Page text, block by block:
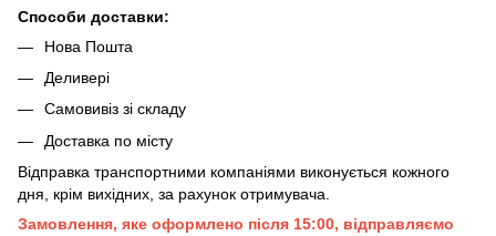
Способи доставки:
Нова Пошта
Деливері
Самовивіз зі складу
Доставка по місту
Відправка транспортними компаніями виконується кожного
дня, крім вихідних, за рахунок отримувача.
Замовлення, яке оформлено після 15:00, відправляємо